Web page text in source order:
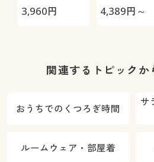
分丈(ミディア
3,960円
るロングガー
16cm)
4,389円～
関連するトピックか
おうちでのくつろぎ時間
サ
ルームウェア・部屋着